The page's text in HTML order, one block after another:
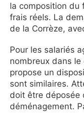
la composition du
frais réels. La
de la Corrèze,
Pour les salariés
nombreux dans
propose un
sont similaires.
doit être déposée
déménagement.